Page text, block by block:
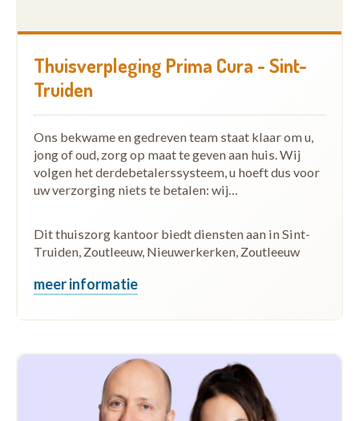
Thuisverpleging Prima Cura - Sint-
Truiden
Ons bekwame en gedreven team staat klaar om u,
jong of oud, zorg op maat te geven aan huis. Wij
volgen het derdebetalerssysteem, u hoeft dus voor
uw verzorging niets te betalen: wij…
Dit thuiszorg kantoor biedt diensten aan in Sint-
Truiden, Zoutleeuw, Nieuwerkerken, Zoutleeuw
meer informatie